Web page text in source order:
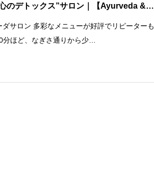
のデトックス”サロン｜【Ayurveda &…
サロン 多彩なメニューが好評でリピーターも
ほど、なぎさ通りから少…